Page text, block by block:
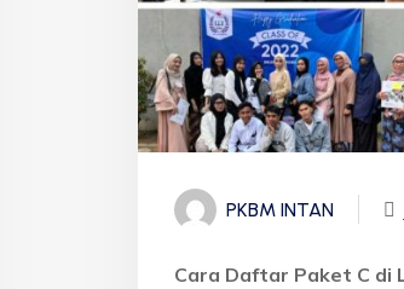
PKBM INTAN
Cara Daftar Paket C di